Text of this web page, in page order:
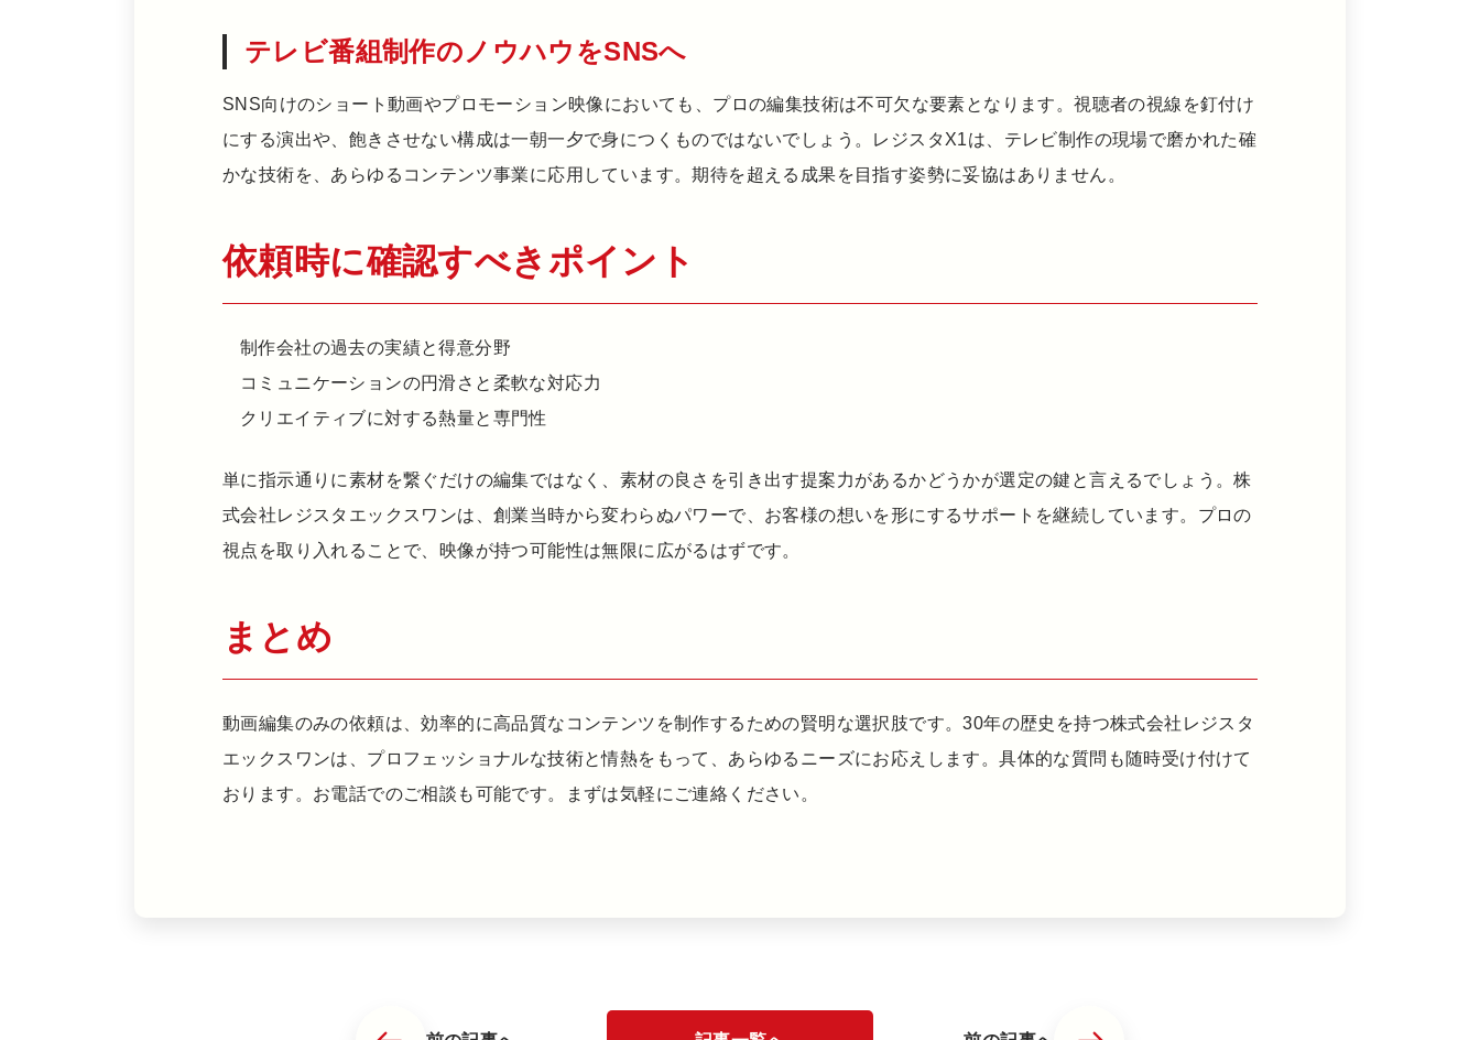
テレビ番組制作のノウハウをSNSへ
SNS向けのショート動画やプロモーション映像においても、プロの編集技術は不可欠な要素となります。視聴者の視線を釘付け
にする演出や、飽きさせない構成は一朝一夕で身につくものではないでしょう。レジスタX1は、テレビ制作の現場で磨かれた確
かな技術を、あらゆるコンテンツ事業に応用しています。期待を超える成果を目指す姿勢に妥協はありません。
依頼時に確認すべきポイント
制作会社の過去の実績と得意分野
コミュニケーションの円滑さと柔軟な対応力
クリエイティブに対する熱量と専門性
単に指示通りに素材を繋ぐだけの編集ではなく、素材の良さを引き出す提案力があるかどうかが選定の鍵と言えるでしょう。株
式会社レジスタエックスワンは、創業当時から変わらぬパワーで、お客様の想いを形にするサポートを継続しています。プロの
視点を取り入れることで、映像が持つ可能性は無限に広がるはずです。
まとめ
動画編集のみの依頼は、効率的に高品質なコンテンツを制作するための賢明な選択肢です。30年の歴史を持つ株式会社レジスタ
エックスワンは、プロフェッショナルな技術と情熱をもって、あらゆるニーズにお応えします。具体的な質問も随時受け付けて
おります。お電話でのご相談も可能です。まずは気軽にご連絡ください。